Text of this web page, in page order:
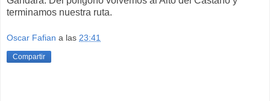
terminamos nuestra ruta.
Oscar Fafian a las 23:41
Compartir